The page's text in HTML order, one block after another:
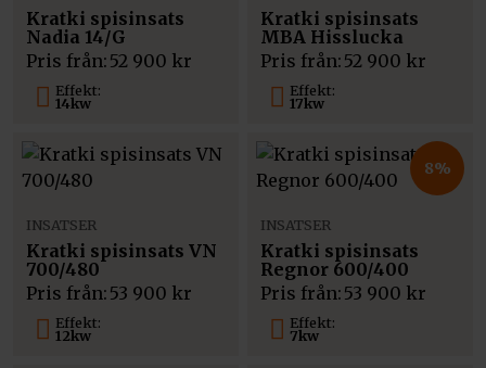
Effekt:
14kw
Kratki spisinsats
Nadia 14/G
Pris från: 52 900 kr
Effekt:
17kw
Kratki spisinsats
MBA Hisslucka
Pris från: 52 900 kr
Effekt:
12kw
INSATSER
Kratki spisinsats VN
700/480
Pris från: 53 900 kr
8%
Effekt:
7kw
INSATSER
Kratki spisinsats
Regnor 600/400
Pris från: 53 900 kr